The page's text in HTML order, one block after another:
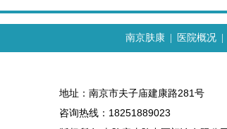
南京肤康 医院概况
地址：南京市夫子庙建康路281号
咨询热线：18251889023